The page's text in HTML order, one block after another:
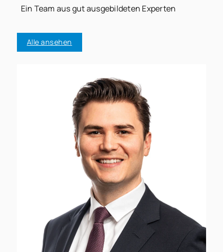
Ein Team aus gut ausgebildeten Experten
Alle ansehen